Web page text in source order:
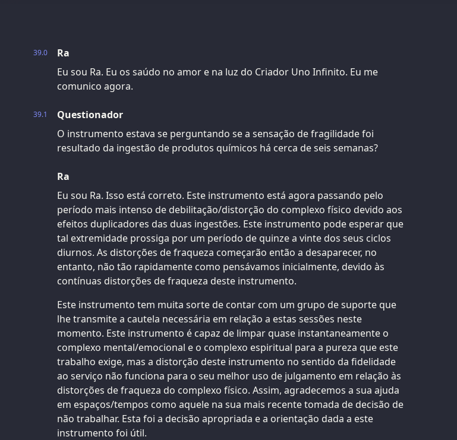
39.0
Ra
Eu sou Ra. Eu os saúdo no amor e na luz do Criador Uno Infinito. Eu me
comunico agora.
39.1
Questionador
O instrumento estava se perguntando se a sensação de fragilidade foi
resultado da ingestão de produtos químicos há cerca de seis semanas?
Ra
Eu sou Ra. Isso está correto. Este instrumento está agora passando pelo
período mais intenso de debilitação/distorção do complexo físico devido aos
efeitos duplicadores das duas ingestões. Este instrumento pode esperar que
tal extremidade prossiga por um período de quinze a vinte dos seus ciclos
diurnos. As distorções de fraqueza começarão então a desaparecer, no
entanto, não tão rapidamente como pensávamos inicialmente, devido às
contínuas distorções de fraqueza deste instrumento.
Este instrumento tem muita sorte de contar com um grupo de suporte que
lhe transmite a cautela necessária em relação a estas sessões neste
momento. Este instrumento é capaz de limpar quase instantaneamente o
complexo mental/emocional e o complexo espiritual para a pureza que este
trabalho exige, mas a distorção deste instrumento no sentido da fidelidade
ao serviço não funciona para o seu melhor uso de julgamento em relação às
distorções de fraqueza do complexo físico. Assim, agradecemos a sua ajuda
em espaços/tempos como aquele na sua mais recente tomada de decisão de
não trabalhar. Esta foi a decisão apropriada e a orientação dada a este
instrumento foi útil.